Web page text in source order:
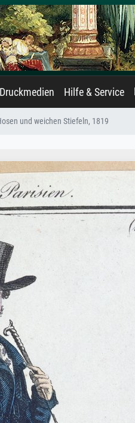
Druckmedien Hilfe & Service
und weichen Stiefeln, 1819